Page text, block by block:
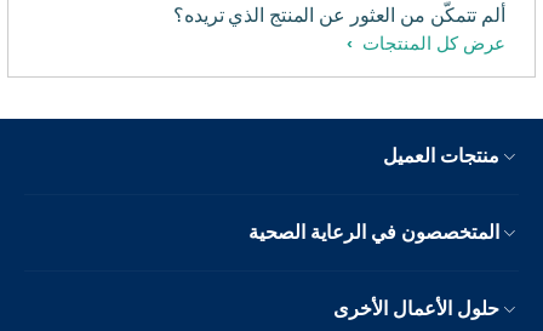
ألم تتمكّن من العثور عن المنتج الذي تريده؟
عرض كل المنتجات
منتجات العميل
المتخصصون في الرعاية الصحية
حلول الأعمال الأخرى